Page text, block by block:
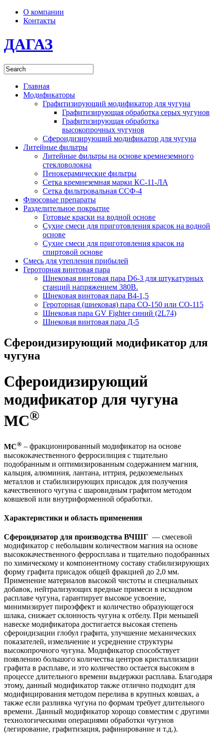
О компании
Контакты
ДАГАЗ
Главная
Модификаторы
Графитизирующий модификатор для чугуна
Графитизирующая обработка серых чугунов
Графитизирующая обработка
высокопрочных чугунов
Сфероидизирующий модификатор для чугуна
Литейные фильтры
Литейные фильтры на основе кремнеземного
стекловолокна
Пенокерамические фильтры
Сетка кремнеземная марки КС-11-ЛА
Сетка фильтровальная ССФ-4
Флюсовые препараты
Разделительное покрытие
Готовые краски на водной основе
Сухие смеси для приготовления красок на водной
основе
Сухие смеси для приготовления красок на
спиртовой основе
Смесь для утепления прибылей
Героторная винтовая пара
Шнековая винтовая пара D6-3 для штукатурных
станций напряжением 380В.
Шнековая винтовая пара В4-1,5
Героторная (шнековая) пара СО-150 или СО-115
Шнековая пара GV Fighter синий (2L74)
Шнековая винтовая пара Д-5
Сфероидизирующий модификатор для
чугуна
Сфероидизирующий
модификатор для чугуна
МС®
МС® – фракционированный модификатор на основе
высококачественного ферросилиция с тщательно
подобранным и оптимизированным содержанием магния,
кальция, алюминия, лантана, иттрия, редкоземельных
металлов и стабилизирующих присадок для получения
качественного чугуна с шаровидным графитом методом
ковшевой или внутриформенной обработки.
Характеристики и область применения
Сфероидизатор для производства ВЧШГ — смесевой
модификатор с небольшим количеством магния на основе
высококачественного ферросплава и тщательно подобранных
по химическому и компонентному составу стабилизирующих
форму графита присадок общей фракцией до 2,0 мм.
Применение материалов высокой чистоты и специальных
добавок, нейтрализующих вредные примеси в исходном
расплаве чугуна, гарантирует высокое усвоение,
минимизирует пироэффект и количество образующегося
шлака, снижает склонность чугуна к отбелу. При меньшей
навеске модификатора достигается высокая степень
сфероидизации глобул графита, улучшение механических
показателей, измельчение и усреднение структуры
высокопрочного чугуна. Модификатор способствует
появлению большого количества центров кристаллизации
графита в расплаве, и это количество остается высоким в
процессе длительного времени выдержки расплава. Благодаря
этому, данный модификатор также отлично подходит для
модифицирования методом перелива в крупных ковшах, а
также если разливка чугуна по формам требует длительного
времени. Данный модификатор хорощо совместим с другими
технологическими операциями обработки чугунов
(легирование, графитизация, рафинирование и т.д.).